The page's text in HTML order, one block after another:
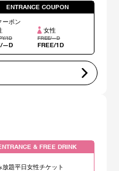
ENTRANCE COUPON
ーポン
1D
―D
女性
FREE/―D
FREE/1D
& FREE DRINK
放題平日女性チケット